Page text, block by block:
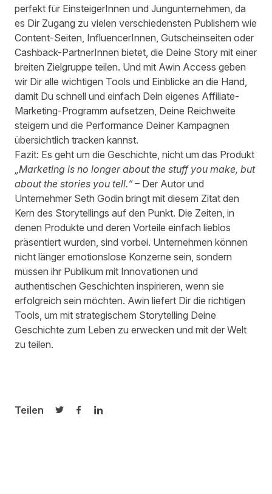
perfekt für EinsteigerInnen und Jungunternehmen, da
es Dir Zugang zu vielen verschiedensten Publishern wie
Content-Seiten, InfluencerInnen, Gutscheinseiten oder
Cashback-PartnerInnen bietet, die Deine Story mit einer
breiten Zielgruppe teilen. Und mit Awin Access geben
wir Dir alle wichtigen Tools und Einblicke an die Hand,
damit Du schnell und einfach Dein eigenes Affiliate-
Marketing-Programm aufsetzen, Deine Reichweite
steigern und die Performance Deiner Kampagnen
übersichtlich tracken kannst.
Fazit: Es geht um die Geschichte, nicht um das Produkt
„Marketing is no longer about the stuff you make, but
about the stories you tell.“– Der Autor und
Unternehmer Seth Godin bringt mit diesem Zitat den
Kern des Storytellings auf den Punkt. Die Zeiten, in
denen Produkte und deren Vorteile einfach lieblos
präsentiert wurden, sind vorbei. Unternehmen können
nicht länger emotionslose Konzerne sein, sondern
müssen ihr Publikum mit Innovationen und
authentischen Geschichten inspirieren, wenn sie
erfolgreich sein möchten. Awin liefert Dir die richtigen
Tools , um mit strategischem Storytelling Deine
Geschichte zum Leben zu erwecken und mit der Welt
zu teilen.
Teilen
Auf Twitter teilen
Auf Facebook teilen
Auf LinkedIn teilen